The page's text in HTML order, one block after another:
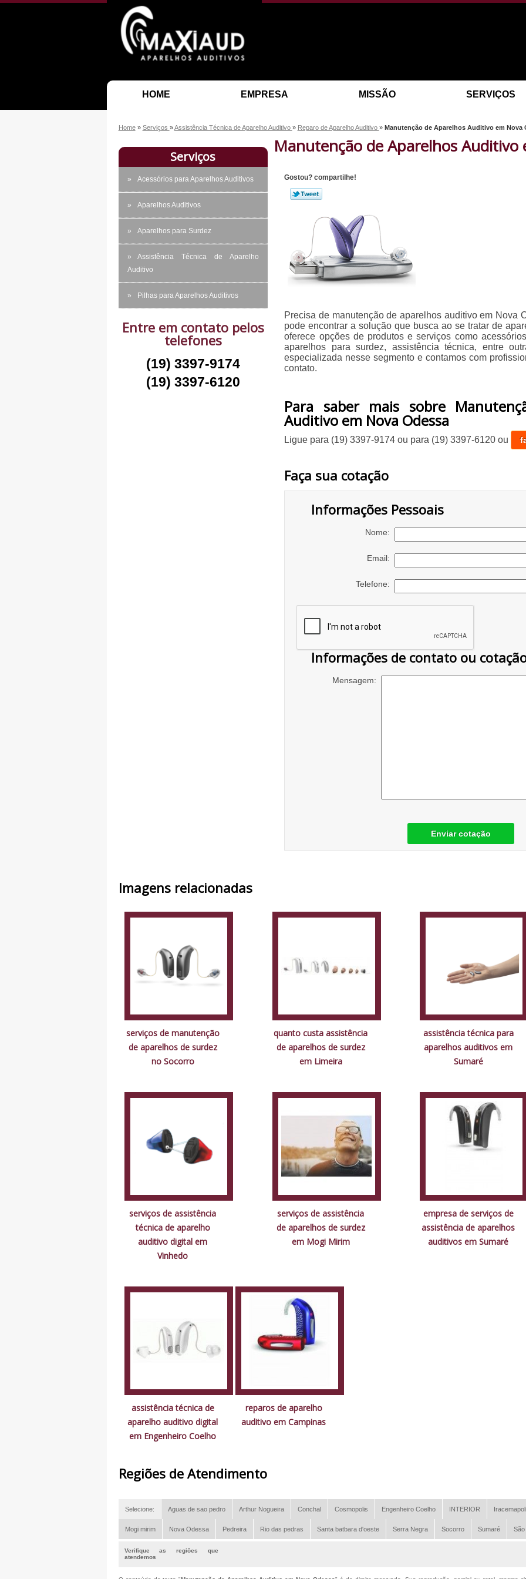
HOME EMPRESA MISSÃO SERVIÇOS
Home » Serviços »Assistência Técnica de Aparelho Auditivo » Reparo de Aparelho Auditivo » Manutenção de Aparelhos Auditivo em Nova
Serviços
Acessórios para Aparelhos Auditivos
Aparelhos Auditivos
Aparelhos para Surdez
Assistência Técnica de Aparelho
Auditivo
Pilhas para Aparelhos Auditivos
Entre em contato pelos
telefones
(19) 3397-9174
(19) 3397-6120
Manutenção de Aparelhos Auditivo
Gostou? compartilhe!
Precisa de manutenção de aparelhos auditivo em Nova
pode encontrar a solução que busca ao se tratar de
oferece opções de produtos e serviços como
aparelhos para surdez, assistência técnica, entre
especializada nesse segmento e contamos com
contato.
Para saber mais sobre
Auditivo em Nova Odessa
Ligue para (19) 3397-9174 ou para (19) 3397-6120 ou
Faça sua cotação
Informações Pessoais
Nome:
Email:
Telefone:
Informações de contato ou
Mensagem:
Enviar cotação
Imagens relacionadas
serviços de manutenção
de aparelhos de surdez
no Socorro
quanto custa assistência
de aparelhos de surdez
em Limeira
assistência técnica para
aparelhos auditivos em
Sumaré
serviços de assistência
técnica de aparelho
auditivo digital em
Vinhedo
serviços de assistência
de aparelhos de surdez
em Mogi Mirim
empresa de serviços de
assistência de aparelhos
auditivos em Sumaré
assistência técnica de
aparelho auditivo digital
em Engenheiro Coelho
reparos de aparelho
auditivo em Campinas
Regiões de Atendimento
Selecione: Aguas de sao pedro Arthur Nogueira Conchal Cosmopolis Engenheiro Coelho INTERIOR
Mogi mirim Nova Odessa Pedreira Rio das pedras Santa batbara d'oeste Serra Negra Socorro Sumaré São
Verifique as regiões que
atendemos